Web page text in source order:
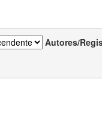
Autores/